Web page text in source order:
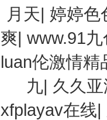
月天| 婷婷色
爽| www.91九
luan伦激情精
九| 久久
xfplayav在线|